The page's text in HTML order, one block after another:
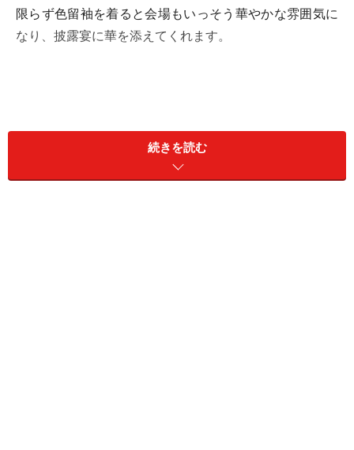
限らず色留袖を着ると会場もいっそう華やかな雰囲気に
なり、披露宴に華を添えてくれます。
続きを読む